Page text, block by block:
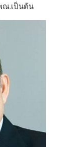
ณ.เป็นต้น